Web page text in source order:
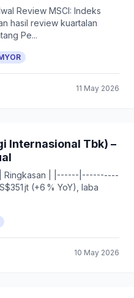
Review MSCI: Indeks
hasil review kuartalan
Pe...
11 May 2026
Internasional Tbk) –
| Ringkasan | |------|----------
jt (+6 % YoY), laba
10 May 2026